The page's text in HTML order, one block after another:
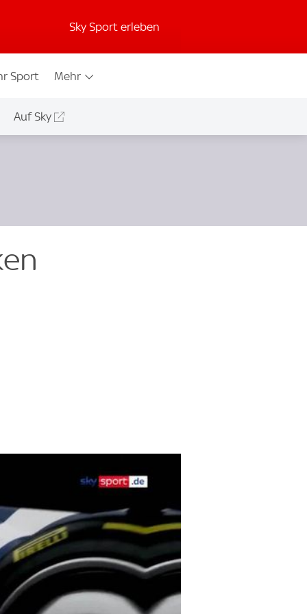
Sky Sport erleben
Sport Mehr
Auf Sky